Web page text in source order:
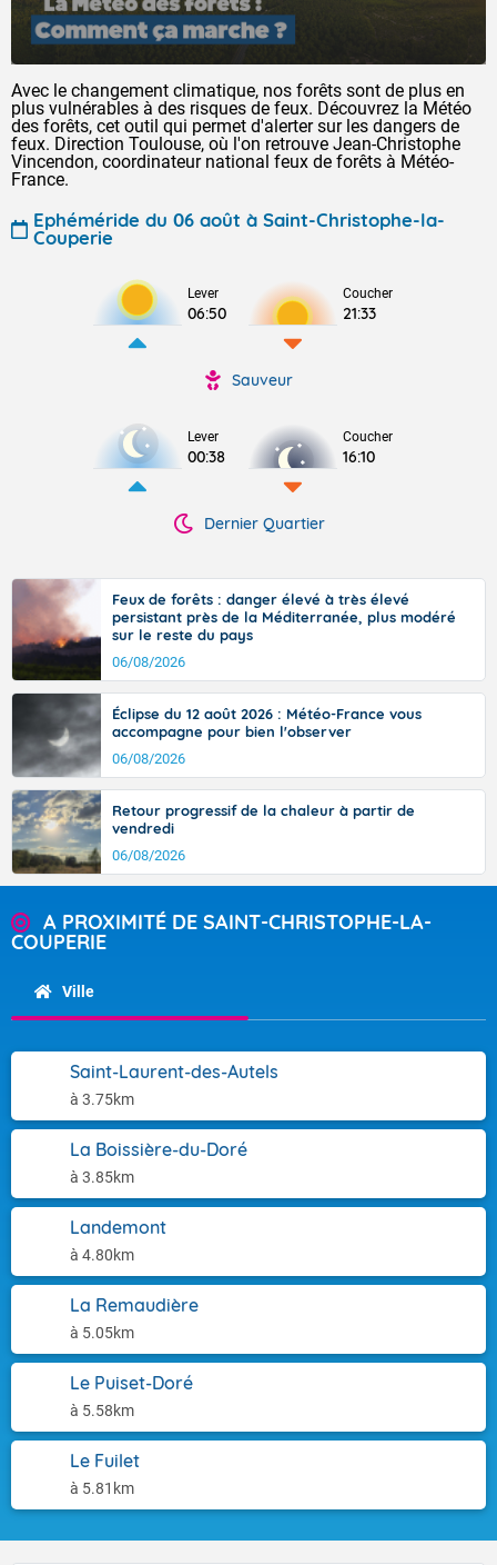
Avec le changement climatique, nos forêts sont de plus en
plus vulnérables à des risques de feux. Découvrez la Météo
des forêts, cet outil qui permet d'alerter sur les dangers de
feux. Direction Toulouse, où l'on retrouve Jean-Christophe
Vincendon, coordinateur national feux de forêts à Météo-
France.
Ephéméride du 06 août à Saint-Christophe-la-
Couperie
Lever
06:50
Coucher
21:33
Sauveur
Lever
00:38
Coucher
16:10
Dernier Quartier
Feux de forêts : danger élevé à très élevé
persistant près de la Méditerranée, plus modéré
sur le reste du pays
06/08/2026
Éclipse du 12 août 2026 : Météo-France vous
accompagne pour bien l'observer
06/08/2026
Retour progressif de la chaleur à partir de
vendredi
06/08/2026
A PROXIMITÉ DE SAINT-CHRISTOPHE-LA-
COUPERIE
Ville
Saint-Laurent-des-Autels
à 3.75km
La Boissière-du-Doré
à 3.85km
Landemont
à 4.80km
La Remaudière
à 5.05km
Le Puiset-Doré
à 5.58km
Le Fuilet
à 5.81km